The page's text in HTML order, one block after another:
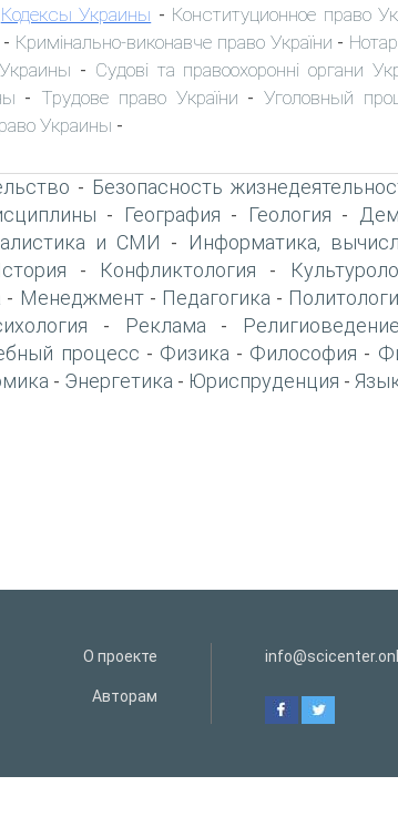
Кодексы Украины - Конституционное право
- Кримінально-виконавче право України -
- Судові та правоохоронні органи
- Трудове право України -Уголовный
Украины -
- Безопасность
- География - Геология -
и СМИ - Информатика,
- Конфликтология -
- Менеджмент- Педагогика -
- Реклама - Религиоведение
процесс - Физика - Философия -
- Энергетика - Юриспруденция -
О проекте
Авторам